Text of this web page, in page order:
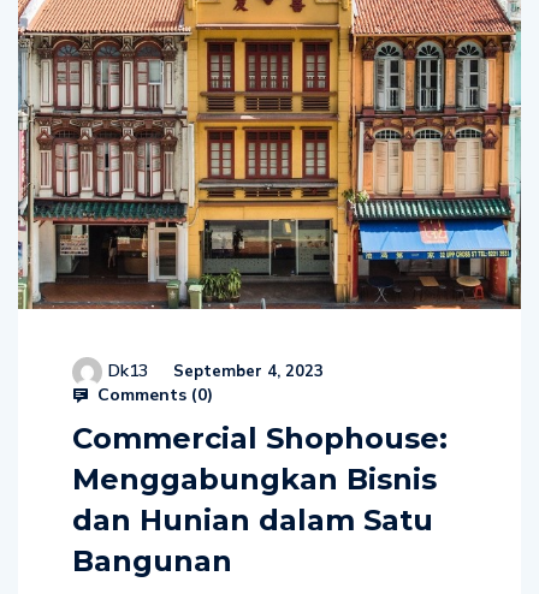
Dk13 September 4, 2023
Comments (0)
Commercial Shophouse:
Menggabungkan Bisnis
dan Hunian dalam Satu
Bangunan